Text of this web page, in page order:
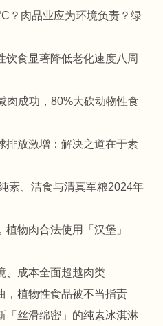
？肉品业应为环境负责？绿
饮食显著降低老化速度八周
肉成功，80%大砍动物性食
排放激增：解决之道在于素
素、洁食与清真军粮2024年
物肉合法使用「汉堡」
、成本全面超越肉类
，植物性食品被不当指责
「丝滑绵密」的纯素冰淇淋